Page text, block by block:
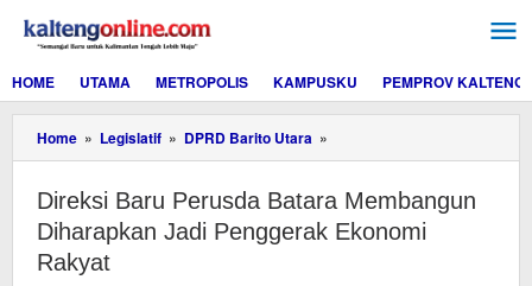
konten
HOME
UTAMA METROPOLIS KAMPUSKU PEMPROV KALTENG
Home » Legislatif » DPRD Barito Utara »
Baru
Batara
Membangun
Diharapkan
Direksi Baru Perusda Batara Membangun
Diharapkan Jadi Penggerak Ekonomi
Rakyat